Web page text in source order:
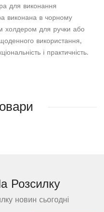
для виконання
виконана в чорному
холдером для ручки або
використання,
і практичність.
Розсилку
новин сьогодні